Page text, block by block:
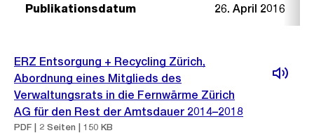
Publikationsdatum 26. April 2016
ERZ Entsorgung + Recycling Zürich,
Abordnung eines Mitglieds des
Verwaltungsrats in die Fernwärme Zürich
AG für den Rest der Amtsdauer 2014–2018
PDF | 2 Seiten | 150 KB